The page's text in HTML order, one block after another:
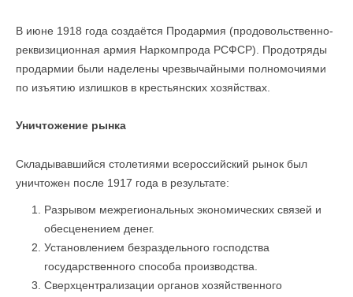
В июне 1918 года создаётся Продармия (продовольственно-
реквизиционная армия Наркомпрода РСФСР). Продотряды
продармии были наделены чрезвычайными полномочиями
по изъятию излишков в крестьянских хозяйствах.
Уничтожение рынка
Складывавшийся столетиями всероссийский рынок был
уничтожен после 1917 года в результате:
Разрывом межрегиональных экономических связей и
обесценением денег.
Установлением безраздельного господства
государственного способа производства.
Сверхцентрализации органов хозяйственного